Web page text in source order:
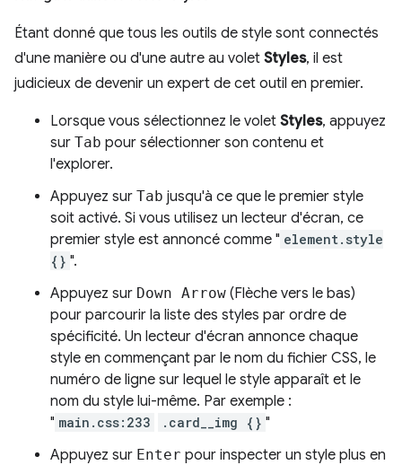
Étant donné que tous les outils de style sont connectés
d'une manière ou d'une autre au volet Styles, il est
judicieux de devenir un expert de cet outil en premier.
Lorsque vous sélectionnez le volet Styles, appuyez
sur Tab pour sélectionner son contenu et
l'explorer.
Appuyez sur Tab jusqu'à ce que le premier style
soit activé. Si vous utilisez un lecteur d'écran, ce
premier style est annoncé comme " element.style
{} ".
Appuyez sur Down Arrow (Flèche vers le bas)
pour parcourir la liste des styles par ordre de
spécificité. Un lecteur d'écran annonce chaque
style en commençant par le nom du fichier CSS, le
numéro de ligne sur lequel le style apparaît et le
nom du style lui-même. Par exemple :
" main.css:233 .card__img {} "
Appuyez sur Enter pour inspecter un style plus en